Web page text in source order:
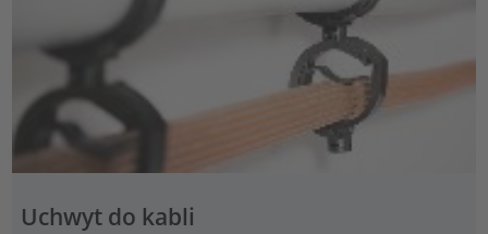
Uchwyt do kabli